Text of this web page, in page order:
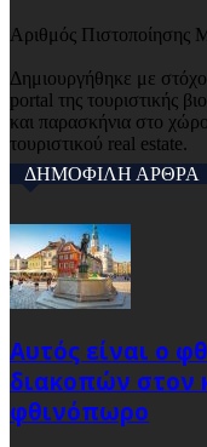
Αριθμός
Δημιουργήθηκε με στόχο
portal της τουριστικής
και παρασκήνια στο
τουριστικού real estate.
ΔΗΜΟΦΙΛΗ ΑΡΘΡΑ
Αυτός είναι ο
διακοπών στον
φθινόπωρο